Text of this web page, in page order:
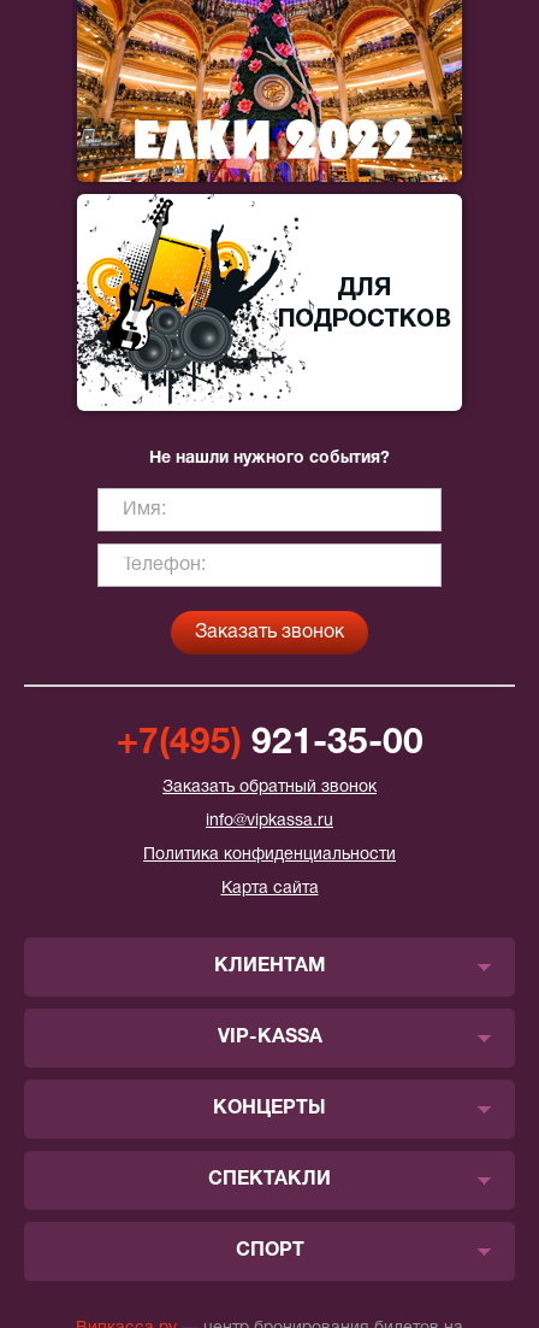
Не нашли нужного события?
+7(495) 921-35-00
Заказать обратный звонок
info@vipkassa.ru
Политика конфиденциальности
Карта сайта
КЛИЕНТАМ
VIP-KASSA
КОНЦЕРТЫ
СПЕКТАКЛИ
СПОРТ